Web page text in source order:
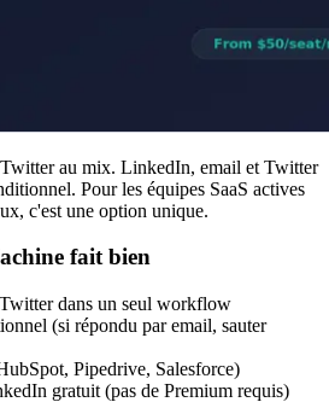
au mix. LinkedIn, email et Twitter
Pour les équipes SaaS actives
c'est une option unique.
fait bien
dans un seul workflow
(si répondu par email, sauter
Pipedrive, Salesforce)
gratuit (pas de Premium requis)